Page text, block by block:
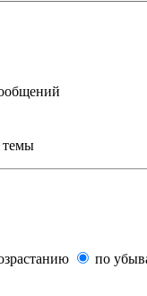
темы
по